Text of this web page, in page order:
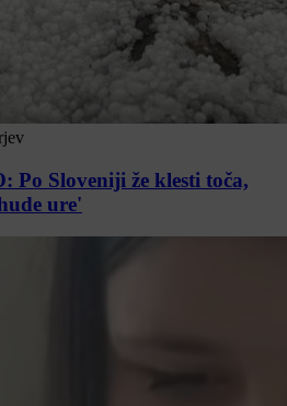
Po Sloveniji že klesti toča,
ure'